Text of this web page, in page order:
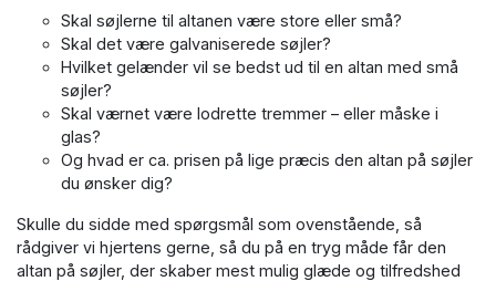
Skal søjlerne til altanen være store eller små?
Skal det være galvaniserede søjler?
Hvilket gelænder vil se bedst ud til en altan med små
søjler?
Skal værnet være lodrette tremmer – eller måske i
glas?
Og hvad er ca. prisen på lige præcis den altan på søjler
du ønsker dig?
Skulle du sidde med spørgsmål som ovenstående, så
rådgiver vi hjertens gerne, så du på en tryg måde får den
altan på søjler, der skaber mest mulig glæde og tilfredshed